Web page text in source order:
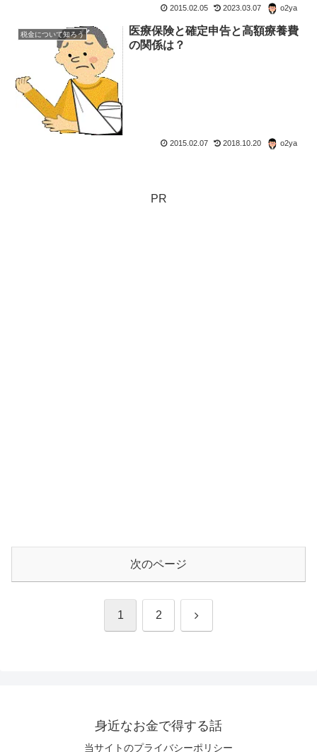
2015.02.05 2023.03.07 o2ya
税金について知ろう
医療保険と確定申告と高額療養費
の関係は？
2015.02.07 2018.10.20 o2ya
PR
次のページ
1 2 次
身近なお金で得する話
当サイトのプライバシーポリシー